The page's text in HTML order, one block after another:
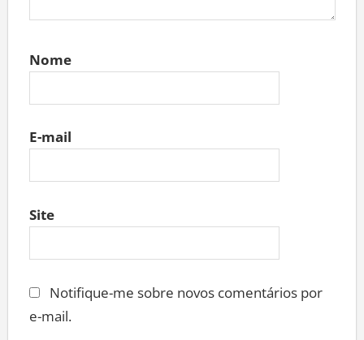
Nome
E-mail
Site
Notifique-me sobre novos comentários por
e-mail.